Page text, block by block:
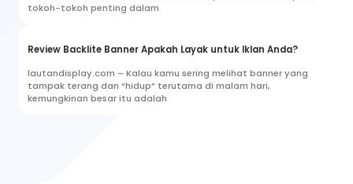
tokoh-tokoh penting dalam
Review Backlite Banner Apakah Layak untuk Iklan Anda?
lautandisplay.com – Kalau kamu sering melihat banner yang
tampak terang dan “hidup” terutama di malam hari,
kemungkinan besar itu adalah